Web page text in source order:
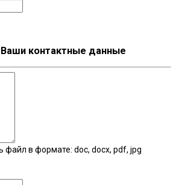
контактные данные
файл в формате: doc, docx, pdf, jpg